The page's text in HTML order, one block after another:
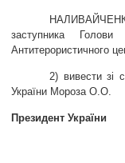
Організація доступу до
Запит на отримання
Облік публічної інформації
Питання запобігання корупції
Публічні закупівлі
заступника
Антитерористичного
2) вивести зі
України Мороза О.О.
Президент України